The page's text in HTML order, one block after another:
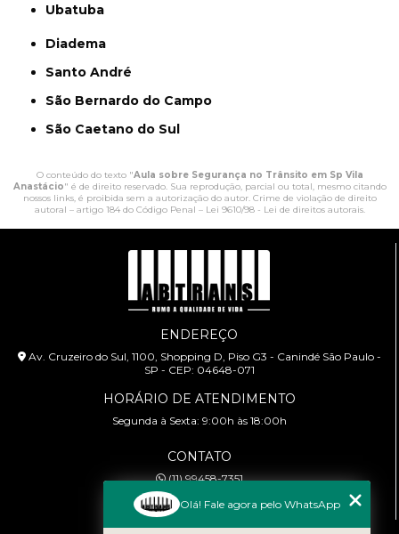
Ubatuba
Diadema
Santo André
São Bernardo do Campo
São Caetano do Sul
O conteúdo do texto "Aula sobre Segurança no Trânsito em Sp Vila
Anastácio" é de direito reservado. Sua reprodução, parcial ou total, mesmo citando
nossos links, é proibida sem a autorização do autor. Crime de violação de direito
autoral – artigo 184 do Código Penal – Lei 9610/98 - Lei de direitos autorais.
ENDEREÇO
Av. Cruzeiro do Sul, 1100, Shopping D, Piso G3 - Canindé São Paulo -
SP - CEP: 04648-071
HORÁRIO DE ATENDIMENTO
Segunda à Sexta: 9:00h às 18:00h
CONTATO
(11) 99458-7351
cursoabtrans@gmail.com
Olá! Fale agora pelo WhatsApp